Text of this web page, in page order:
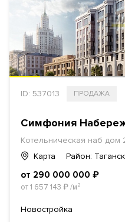
ID: 537013 ПРОДАЖА
Симфония
Котельническая наб дом
Карта
Район:
от 290 000 000 ₽
от 1 657 143 ₽/м²
Новостройка